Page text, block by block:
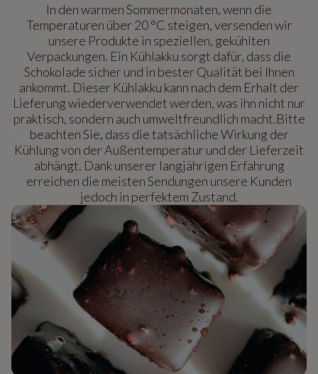
In den warmen Sommermonaten, wenn die
Temperaturen über 20 °C steigen, versenden wir
unsere Produkte in speziellen, gekühlten
Verpackungen. Ein Kühlakku sorgt dafür, dass die
Schokolade sicher und in bester Qualität bei Ihnen
ankommt. Dieser Kühlakku kann nach dem Erhalt der
Lieferung wiederverwendet werden, was ihn nicht nur
praktisch, sondern auch umweltfreundlich macht.Bitte
beachten Sie, dass die tatsächliche Wirkung der
Kühlung von der Außentemperatur und der Lieferzeit
abhängt. Dank unserer langjährigen Erfahrung
erreichen die meisten Sendungen unsere Kunden
jedoch in perfektem Zustand.